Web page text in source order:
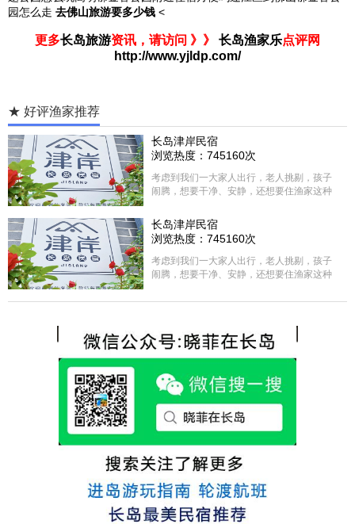
园怎么走 去佛山旅游要多少钱 <
更多长岛旅游资讯，请访问 》》 长岛渔家乐点评网
http://www.yjldp.com/
★ 好评渔家推荐
长岛津岸民宿
浏览热度：745160次
考虑到我们一大家人出行，老人挑剔，孩子
闹腾，想要干净、安静，还想要住渔家这种
选择津岸民宿，实际体验客房很干净，饭菜
方面家里老人也很满意，整体饭菜给搭配的
很好，每顿饭也不重样的，海鲜确实是非常
的新鲜呢，另外值得一提的是，他家的海菜
包子非常好吃。 其实长岛可选的酒店、民宿
各不相同，可以根据自己的喜好选择。非常
热情，能根据我提出的需求来安排房间，这
点很好。
长岛津岸民宿
浏览热度：745160次
考虑到我们一大家人出行，老人挑剔，孩子
闹腾，想要干净、安静，还想要住渔家这种
选择津岸民宿，实际体验客房很干净，饭菜
很好，每顿饭也不重样的，海鲜确实是非常
的新鲜呢，另外值得一提的是，他家的海菜
包子非常好吃。 其实长岛可选的酒店、民宿
各不相同，可以根据自己的喜好选择。非常
推荐津岸民宿，关键是老板娘晓菲很细心、
热情，能根据我提出的需求来安排房间，这
点很好。